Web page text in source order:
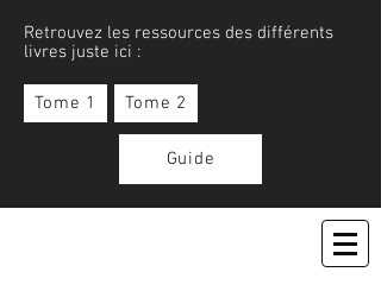
Retrouvez les ressources des différents
livres juste ici :
Tome 1 Tome 2
Guide